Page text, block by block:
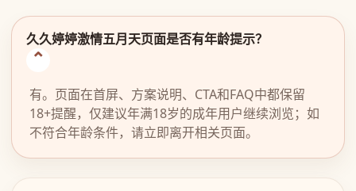
久久婷婷激情五月天页面是否有年龄提示？
有。页面在首屏、方案说明、CTA和FAQ中都保留
18+提醒，仅建议年满18岁的成年用户继续浏览；如
不符合年龄条件，请立即离开相关页面。